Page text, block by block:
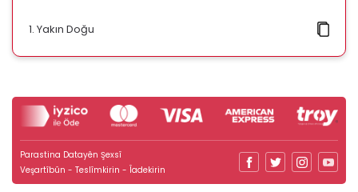
Yakın Doğu
Parastina Datayên Şexsî
Veşartîbûn - Teslîmkirin - Îadekirin